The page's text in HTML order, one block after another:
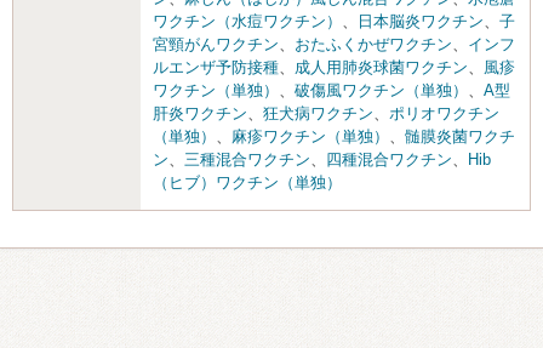
ワクチン（水痘ワクチン）
日本脳炎ワクチン
子
宮頸がんワクチン
おたふくかぜワクチン
インフ
ルエンザ予防接種
成人用肺炎球菌ワクチン
風疹
ワクチン（単独）
破傷風ワクチン（単独）
A型
肝炎ワクチン
狂犬病ワクチン
ポリオワクチン
（単独）
麻疹ワクチン（単独）
髄膜炎菌ワクチ
ン
三種混合ワクチン 四種混合ワクチン
Hib
（ヒブ）ワクチン（単独）